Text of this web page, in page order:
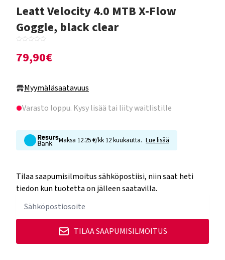
Leatt Velocity 4.0 MTB X-Flow
Goggle, black clear
79,90€
Myymäläsaatavuus
Varasto loppu. Kysy lisää tai liity waitlistille
Maksa 12.25 €/kk 12 kuukautta. Lue lisää
Tilaa saapumisilmoitus sähköpostiisi, niin saat heti
tiedon kun tuotetta on jälleen saatavilla.
TILAA SAAPUMISILMOITUS